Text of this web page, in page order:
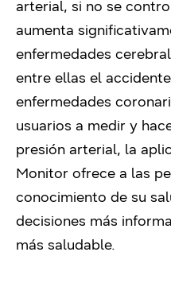
arterial, si no se
aumenta
enfermedades
entre ellas el
enfermedades
usuarios a medir y
presión arterial, la
Monitor ofrece a las
conocimiento de su
decisiones más
más saludable.